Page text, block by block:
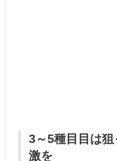
3～5種目目は
激を